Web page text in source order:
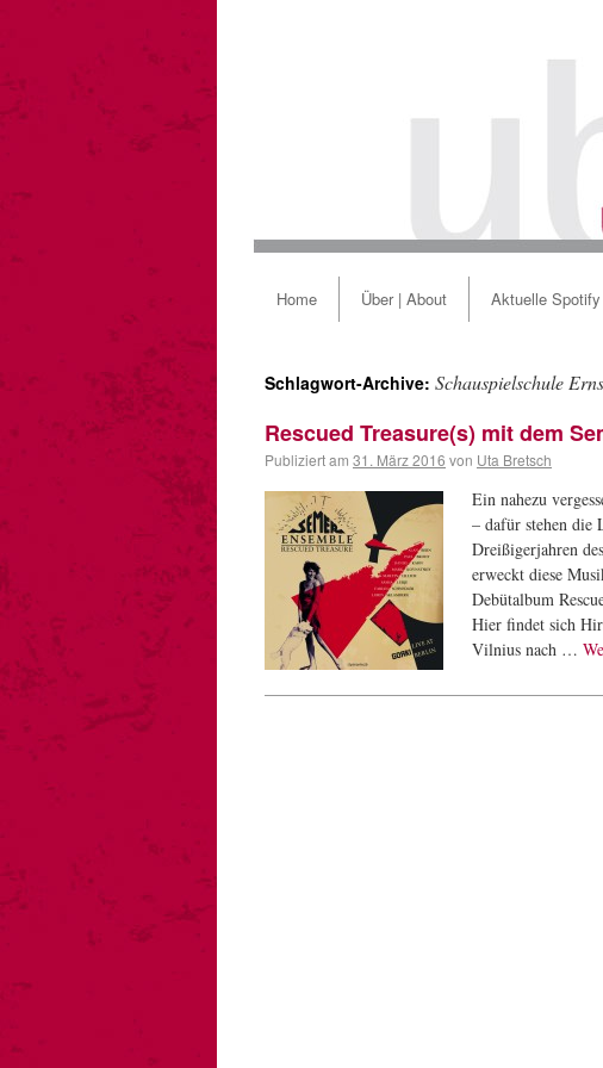
Home Über | About Aktuelle
Schlagwort-Archive: Schauspielschule
Rescued Treasure(s) mit dem
Publiziert am 31. März 2016 von Uta Bretsch
Ein nahezu
– dafür stehen die
Dreißigerjahren
erweckt diese
Debütalbum
Hier findet sich
Vilnius nach …